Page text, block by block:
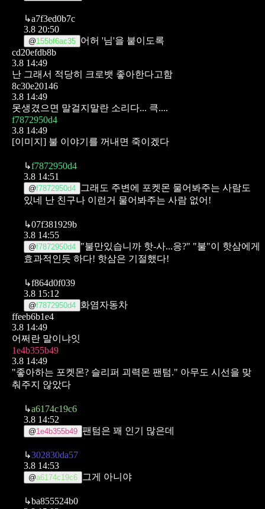
↳a7f3ed0b7c
3.8 20:50
@155bf6ac35 어허 '님'을 붙이도록
cd20efdb8b
3.8 14:49
난 그래서 적당히 크로뱃 좋아한다고함
8c30e20146
3.8 14:49
못생겼으면 말걸지말란 소리다... 큭....
f7872950d4
3.8 14:49
[이미지] 불 이야기를 꺼내면 죽이겠다
↳f7872950d4
3.8 14:51
@f7872950d4
그래도 주변에 포켓몬 물어봐주는 사람도
있네 난 친구나 이런거 물어봐주는 사람 없어!
↳07f381929b
3.8 14:55
@f7872950d4 "불만있습니까 핫-사...응?" "불"이 핫삼에게
효과적인듯 하다! 핫삼은 기절했다!
↳f864d0f039
3.8 15:12
@f7872950d4 화염자동차
ffeeb6b1e4
3.8 14:49
어쩌란 말이냐잇
1e4b355b49
3.8 14:49
"좋아하는 포켓몬? 슬리퍼 괴력몬 팬텀." 아무도 시선을 맞
춰주지 않았다
↳a6174c19c6
3.8 14:52
@1e4b355b49 팬텀은 꽤 인기 많은데
↳302830da57
3.8 14:53
@a6174c19c6 그게 아니야
↳ba855524b0